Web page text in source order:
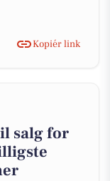
Kopiér link
salg for